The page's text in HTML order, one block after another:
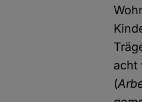
acht
(